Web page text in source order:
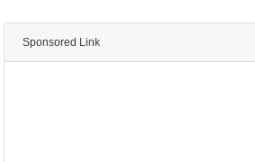
Sponsored Link